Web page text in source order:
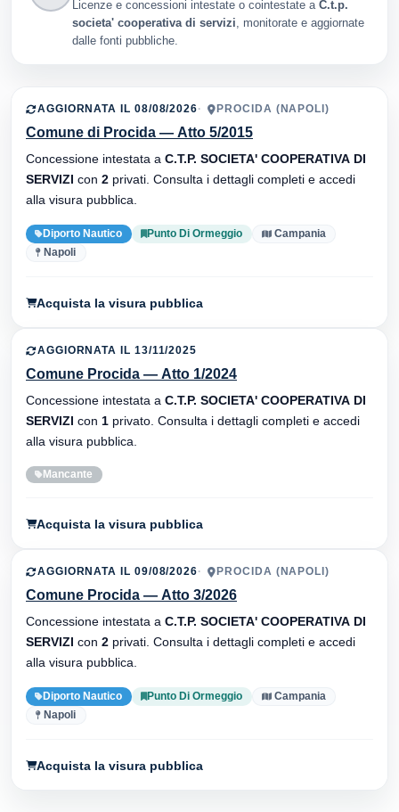
Licenze e concessioni intestate o cointestate a C.t.p.
societa' cooperativa di servizi, monitorate e aggiornate
dalle fonti pubbliche.
AGGIORNATA IL 08/08/2026 PROCIDA (NAPOLI)
Comune di Procida — Atto 5/2015
Concessione intestata a C.T.P. SOCIETA' COOPERATIVA DI
SERVIZI con 2 privati. Consulta i dettagli completi e accedi
alla visura pubblica.
Diporto Nautico Punto Di Ormeggio
Campania
Napoli
Acquista la visura pubblica
AGGIORNATA IL 13/11/2025
Comune Procida — Atto 1/2024
Concessione intestata a C.T.P. SOCIETA' COOPERATIVA DI
SERVIZI con 1 privato. Consulta i dettagli completi e accedi
alla visura pubblica.
Mancante
Acquista la visura pubblica
AGGIORNATA IL 09/08/2026 PROCIDA (NAPOLI)
Comune Procida — Atto 3/2026
Concessione intestata a C.T.P. SOCIETA' COOPERATIVA DI
SERVIZI con 2 privati. Consulta i dettagli completi e accedi
alla visura pubblica.
Diporto Nautico Punto Di Ormeggio
Campania
Napoli
Acquista la visura pubblica